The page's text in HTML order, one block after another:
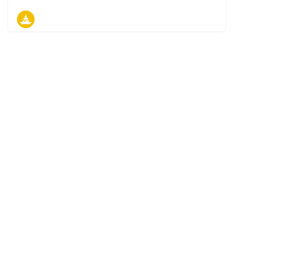
03-6281-9025
東京都千代田区大手町2-6-4 TOKYO TORCH 常盤橋タワー 1F